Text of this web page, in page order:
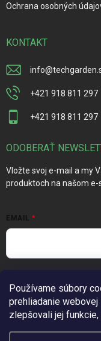
Používame súbory
prehliadanie
zlepšovali jej
Ochrana osobných
KONTAKT
info@
+421 918 811 297
+421 918 811 297
ODOBERAŤ
Vložte svoj e-mail a my
produktoch na našom e-
EMAIL
údajov
Prihlásiť sa